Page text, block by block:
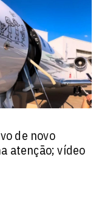
de novo
atenção; vídeo